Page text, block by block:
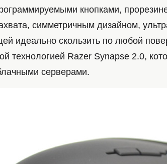
кнопками,
симметричным дизайном,
идеально скользить по любой
технологией Razer Synapse 2.0,
серверами.